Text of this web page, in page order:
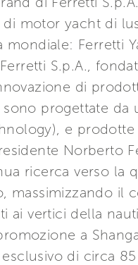
motor yacht di
mondiale: Ferretti
S.p.A.,
di
progettate
e
Norberto
ricerca verso la
massimizzando
ai vertici della
a
di circa